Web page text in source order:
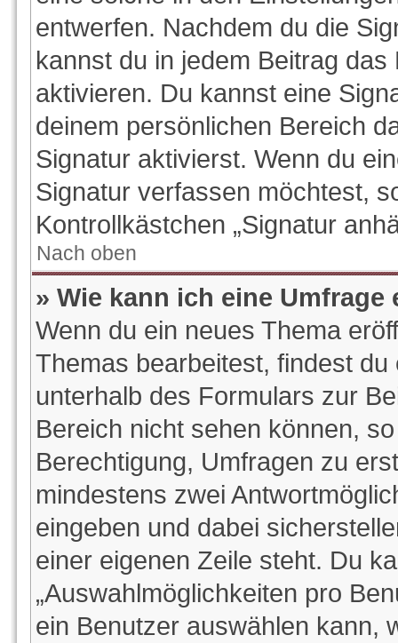
entwerfen. Nachdem du die
kannst du in jedem Beitrag das
aktivieren. Du kannst eine
deinem persönlichen Bereich
Signatur aktivierst. Wenn du
Signatur verfassen möchtest,
Kontrollkästchen „Signatur
Nach oben
» Wie kann ich eine Umfrage
Wenn du ein neues Thema
Themas bearbeitest, findest du
unterhalb des Formulars zur
Bereich nicht sehen können,
Berechtigung, Umfragen zu
mindestens zwei
eingeben und dabei
einer eigenen Zeile steht. Du
„Auswahlmöglichkeiten pro
ein Benutzer auswählen kann,